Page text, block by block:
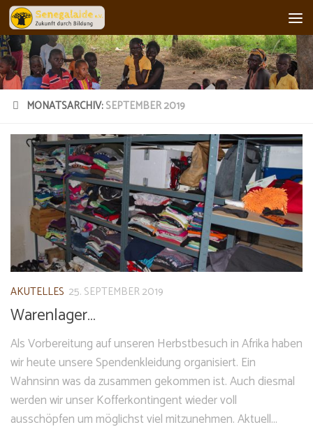
Skip to content
MONATSARCHIV:SEPTEMBER 2019
AKUTELLES 25. SEPTEMBER 2019
Warenlager…
Als Vorbereitung auf unseren Herbstbesuch in Afrika haben
wir heute unsere Spendenkleidung organisiert. Ein
Wahnsinn was da zusammen gekommen ist. Auch diesmal
werden wir unser Kofferkontingent wieder voll
ausschöpfen um möglichst viel mitzunehmen. Aktuell...